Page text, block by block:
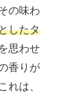
の味わ
したタ
思わせ
香りが
れは、